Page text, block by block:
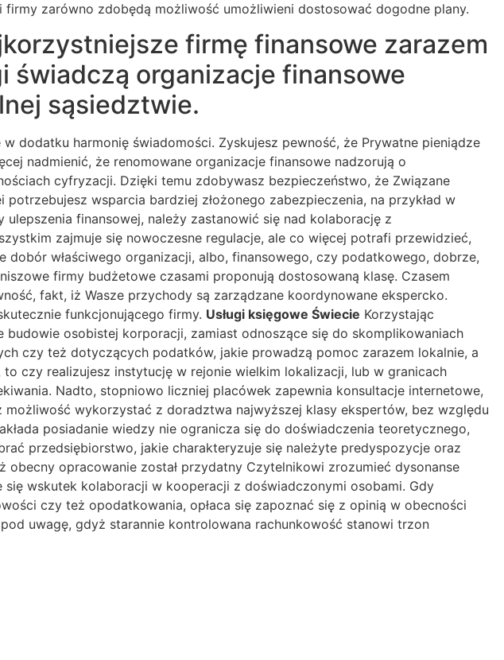
zarówno zdobędą możliwość umożliwieni dostosować dogodne plany.
firmę finansowe zarazem
świadczą organizacje finansowe
sąsiedztwie.
dodatku harmonię świadomości. Zyskujesz pewność, że Prywatne pieniądze
nadmienić, że renomowane organizacje finansowe nadzorują o
cyfryzacji. Dzięki temu zdobywasz bezpieczeństwo, że Związane
wsparcia bardziej złożonego zabezpieczenia, na przykład w
finansowej, należy zastanowić się nad kolaborację z
zajmuje się nowoczesne regulacje, ale co więcej potrafi przewidzieć,
dobór właściwego organizacji, albo, finansowego, czy podatkowego, dobrze,
firmy budżetowe czasami proponują dostosowaną klasę. Czasem
fakt, iż Wasze przychody są zarządzane koordynowane ekspercko.
funkcjonującego firmy. Usługi księgowe Świecie Korzystając
osobistej korporacji, zamiast odnoszące się do skomplikowaniach
czy też dotyczących podatków, jakie prowadzą pomoc zarazem lokalnie, a
czy realizujesz instytucję w rejonie wielkim lokalizacji, lub w granicach
Nadto, stopniowo liczniej placówek zapewnia konsultacje internetowe,
wykorzystać z doradztwa najwyższej klasy ekspertów, bez względu
posiadanie wiedzy nie ogranicza się do doświadczenia teoretycznego,
przedsiębiorstwo, jakie charakteryzuje się należyte predyspozycje oraz
opracowanie został przydatny Czytelnikowi zrozumieć dysonanse
wskutek kolaboracji w kooperacji z doświadczonymi osobami. Gdy
czy też opodatkowania, opłaca się zapoznać się z opinią w obecności
uwagę, gdyż starannie kontrolowana rachunkowość stanowi trzon